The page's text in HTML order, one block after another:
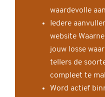
waardevolle
Iedere
website
jouw losse
tellers de
compleet te
Word actief